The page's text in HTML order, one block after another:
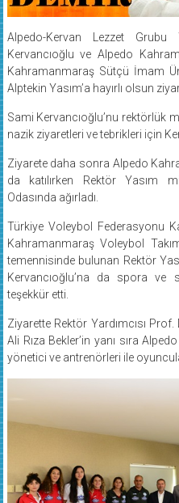
Alpedo-Kervan Lezzet
Kervancıoğlu ve Alpedo
Kahramanmaraş Sütçü İmam
Alptekin Yasım’a hayırlı olsun
Sami Kervancıoğlu’nu rektörlük
nazik ziyaretleri ve tebrikleri için
Ziyarete daha sonra Alpedo
da katılırken Rektör Yasım
Odasında ağırladı.
Türkiye Voleybol Federasyonu
Kahramanmaraş Voleybol
temennisinde bulunan Rektör
Kervancıoğlu’na da spora ve
teşekkür etti.
Ziyarette Rektör Yardımcısı
Ali Rıza Bekler’in yanı sıra
yönetici ve antrenörleri ile